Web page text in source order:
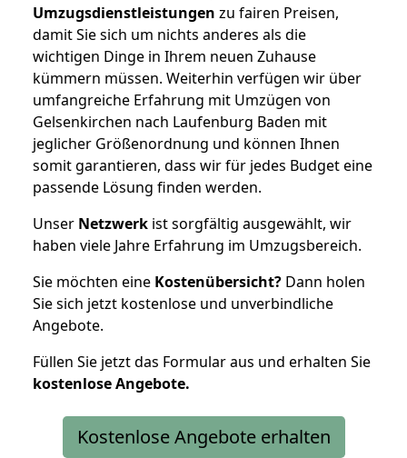
Umzugsdienstleistungen zu fairen Preisen,
damit Sie sich um nichts anderes als die
wichtigen Dinge in Ihrem neuen Zuhause
kümmern müssen. Weiterhin verfügen wir über
umfangreiche Erfahrung mit Umzügen von
Gelsenkirchen nach Laufenburg Baden mit
jeglicher Größenordnung und können Ihnen
somit garantieren, dass wir für jedes Budget eine
passende Lösung finden werden.
Unser Netzwerk ist sorgfältig ausgewählt, wir
haben viele Jahre Erfahrung im Umzugsbereich.
Sie möchten eine Kostenübersicht? Dann holen
Sie sich jetzt kostenlose und unverbindliche
Angebote.
Füllen Sie jetzt das Formular aus und erhalten Sie
kostenloseAngebote.
Kostenlose Angebote erhalten